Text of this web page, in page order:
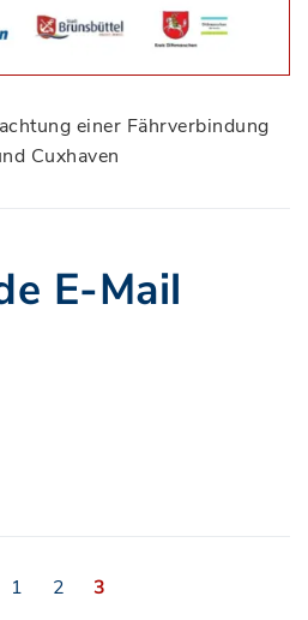
einer Fährverbindung
Cuxhaven
E-Mail
1 2 3